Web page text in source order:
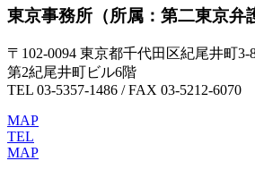
東京事務所 （所属：第二東京弁
〒102-0094 東京都千代田区紀尾井町3-
第2紀尾井町ビル6階
TEL 03-5357-1486 / FAX 03-5212-6070
MAP
TEL
MAP